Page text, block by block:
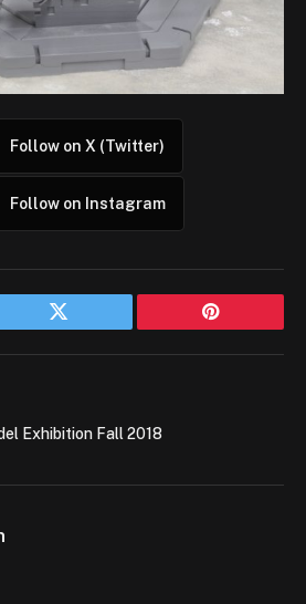
Follow on X (Twitter)
Follow on Instagram
Twitter Pinterest
Exhibition Fall 2018